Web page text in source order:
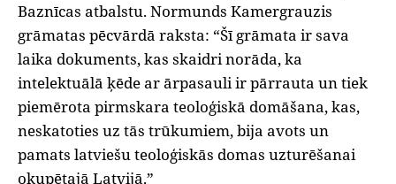
Baznīcas atbalstu. Normunds Kamergrauzis
grāmatas pēcvārdā raksta: “Šī grāmata ir sava
laika dokuments, kas skaidri norāda, ka
intelektuālā ķēde ar ārpasauli ir pārrauta un tiek
piemērota pirmskara teoloģiskā domāšana, kas,
neskatoties uz tās trūkumiem, bija avots un
pamats latviešu teoloģiskās domas uzturēšanai
okupētajā Latvijā.”